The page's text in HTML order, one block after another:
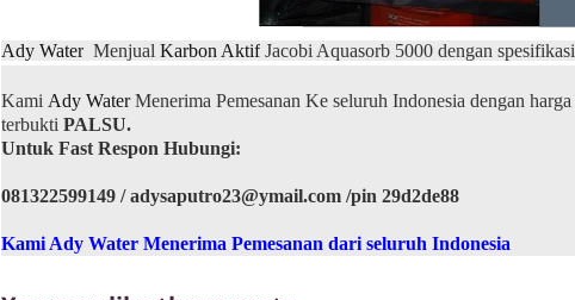
Ady Water Menjual Karbon Aktif Jacobi Aquasorb 5000 dengan
Kami Ady WaterMenerima Pemesanan Ke seluruh Indonesia dengan
terbukti PALSU.
Untuk Fast Respon Hubungi:
081322599149 / adysaputro23@ymail.com /pin 29d2de88
Kami Ady Water Menerima Pemesanan dari seluruh Indonesia